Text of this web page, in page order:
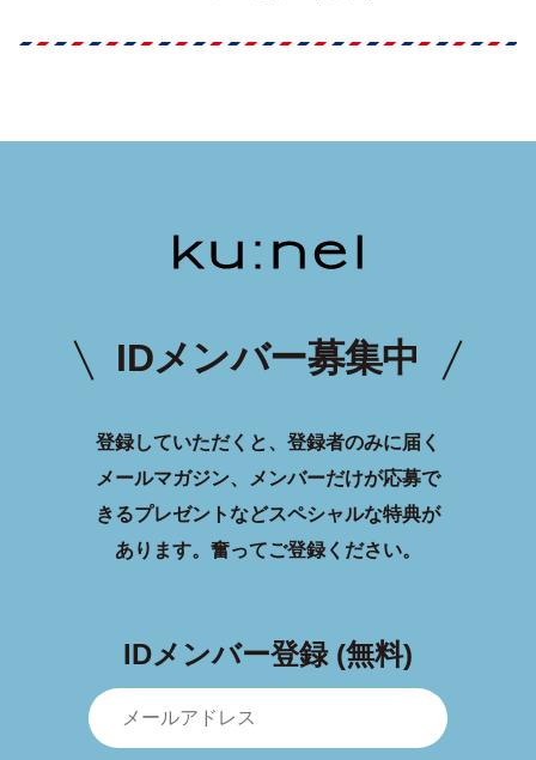
IDメンバー募集中
登録していただくと、登録者のみに届く
メールマガジン、メンバーだけが応募で
きるプレゼントなどスペシャルな特典が
あります。 奮ってご登録ください。
IDメンバー登録 (無料)